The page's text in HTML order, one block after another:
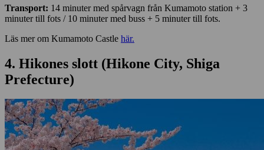
Transport: 14 minuter med spårvagn från Kumamoto station + 3
minuter till fots / 10 minuter med buss + 5 minuter till fots.
Läs mer om Kumamoto Castle här.
4. Hikones slott (Hikone City, Shiga
Prefecture)